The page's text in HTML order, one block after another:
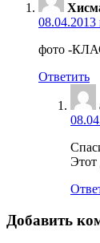
08.04.2013
фото -
Ответить
Этот
Добавить